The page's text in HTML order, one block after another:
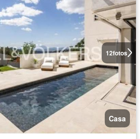
12fotos
Casa